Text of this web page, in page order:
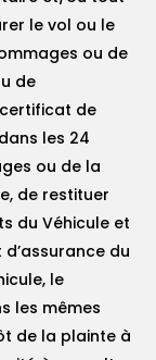
le vol ou le
ou de
de
de
les 24
ou de la
de restituer
du Véhicule et
du
le
les mêmes
de la plainte à